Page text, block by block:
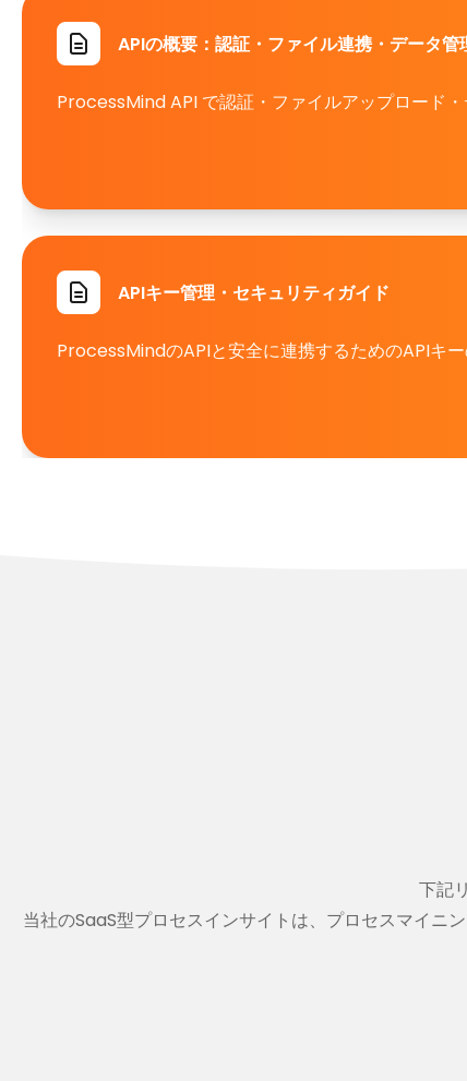
APIの概要：認証・ファイル連携・データ管
ProcessMind API で認証・ファイルアップロード
APIキー管理・セキュリティガイド
ProcessMindのAPIと安全に連携するためのAPIキ
下記
当社のSaaS型プロセスインサイトは、プロセスマイ